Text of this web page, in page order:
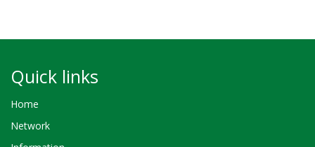
Quick links
Home
Network